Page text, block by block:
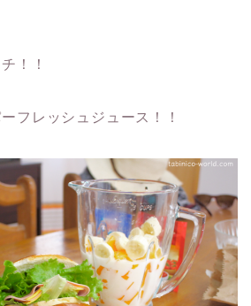
！！
フレッシュジュース！！